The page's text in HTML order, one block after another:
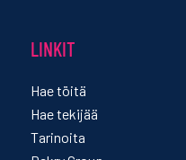
LINKIT
Hae töitä
Hae tekijää
Tarinoita